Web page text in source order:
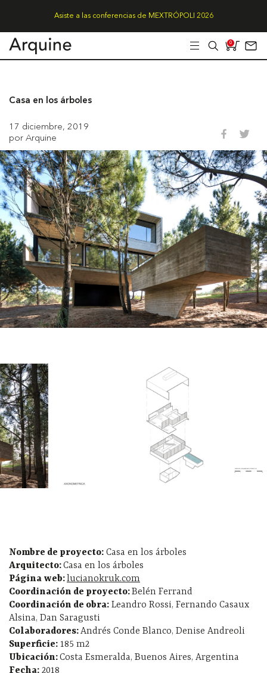
Asiste a las conferencias de MEXTRÓPOLI 2026
0
Casa en los árboles
17 diciembre, 2019
por Arquine
Nombre de proyecto: Casa en los árboles
Arquitecto:Casa en los árboles
Página web:lucianokruk.com
Coordinación de proyecto:Belén Ferrand
Coordinación de obra: Leandro Rossi, Fernando Casaux
Alsina, Dan Saragusti
Colaboradores:Andrés Conde Blanco, Denise Andreoli
Superficie: 185 m2
Ubicación:Costa Esmeralda, Buenos Aires, Argentina
Fecha: 2018